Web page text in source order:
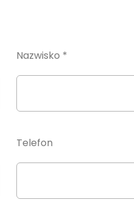
Nazwisko *
Telefon